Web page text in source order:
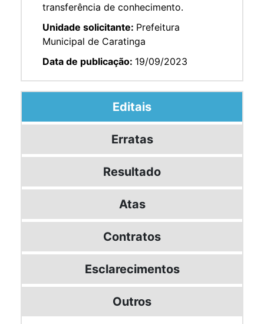
transferência de conhecimento.
Unidade solicitante: Prefeitura
Municipal de Caratinga
Data de publicação: 19/09/2023
Editais
Erratas
Resultado
Atas
Contratos
Esclarecimentos
Outros